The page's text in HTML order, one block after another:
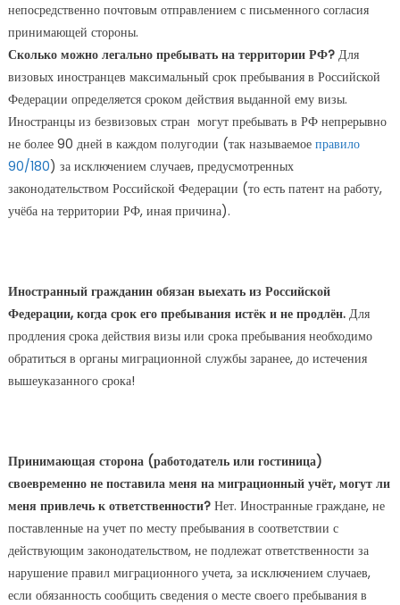
непосредственно почтовым отправлением с письменного согласия
принимающей стороны.
Сколько можно легально пребывать на территории РФ?Для
визовых иностранцев максимальный срок пребывания в Российской
Федерации определяется сроком действия выданной ему визы.
Иностранцы из безвизовых стран могут пребывать в РФ непрерывно
не более 90 дней в каждом полугодии (так называемое правило
90/180) за исключением случаев, предусмотренных
законодательством Российской Федерации (то есть патент на работу,
учёба на территории РФ, иная причина).
Иностранный гражданин обязан выехать из Российской
Федерации, когда срок его пребывания истёк и не продлён.Для
продления срока действия визы или срока пребывания необходимо
обратиться в органы миграционной службы заранее, до истечения
вышеуказанного срока!
Принимающая сторона (работодатель или гостиница)
своевременно не поставила меня на миграционный учёт, могут ли
меня привлечь к ответственности? Нет. Иностранные граждане, не
поставленные на учет по месту пребывания в соответствии с
действующим законодательством, не подлежат ответственности за
нарушение правил миграционного учета, за исключением случаев,
если обязанность сообщить сведения о месте своего пребывания в